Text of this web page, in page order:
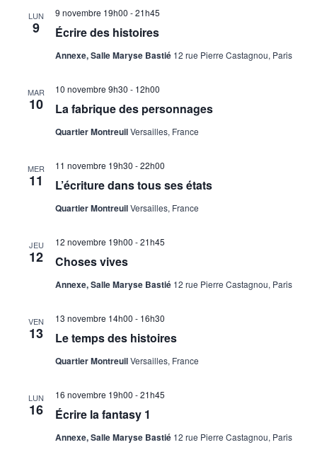
LUN
9 Écrire des histoires
9 novembre 19h00 -21h45
Annexe, Salle Maryse Bastié 12 rue Pierre Castagnou, Paris
MAR
10 La fabrique des personnages
10 novembre 9h30 - 12h00
Quartier MontreuilVersailles, France
MER
11 L’écriture dans tous ses états
11 novembre 19h30 -22h00
Quartier MontreuilVersailles, France
JEU
12 Choses vives
12 novembre 19h00 -21h45
Annexe, Salle Maryse Bastié 12 rue Pierre Castagnou, Paris
VEN
13 Le temps des histoires
13 novembre 14h00 - 16h30
Quartier MontreuilVersailles, France
LUN
16 Écrire la fantasy 1
16 novembre 19h00 -21h45
Annexe, Salle Maryse Bastié 12 rue Pierre Castagnou, Paris